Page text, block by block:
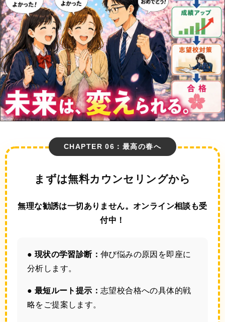
CHAPTER 06：最高の春へ
まずは無料カウンセリングから
無理な勧誘は一切ありません。オンライン相談も受
付中！
● 現状の学習診断： 伸び悩みの原因を即座に
分析します。
● 最短ルート提示： 志望校合格への具体的戦
略をご提案します。